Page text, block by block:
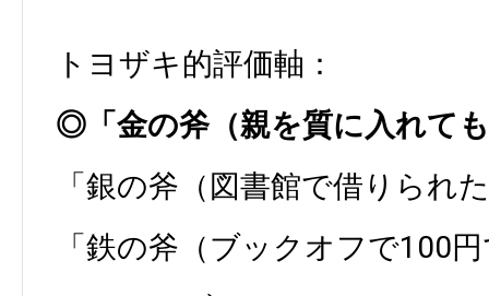
トヨザキ的評価軸：
◎「金の斧（親を質に入れて
「銀の斧（図書館で借りられ
「鉄の斧（ブックオフで100